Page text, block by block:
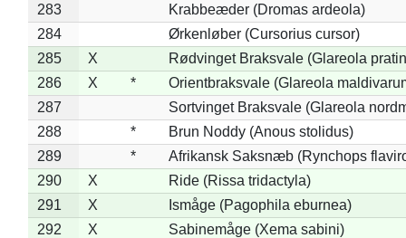
283
Krabbeæder (Dromas ardeola)
284
Ørkenløber (Cursorius cursor)
285
X
Rødvinget Braksvale (Glareola
286
X *
Orientbraksvale (Glareola
287
Sortvinget Braksvale (Glareola
288
*
Brun Noddy (Anous stolidus)
289
*
Afrikansk Saksnæb (Rynchops
290
X
Ride (Rissa tridactyla)
291
X
Ismåge (Pagophila eburnea)
292
X
Sabinemåge (Xema sabini)